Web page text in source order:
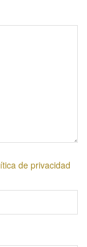
de privacidad